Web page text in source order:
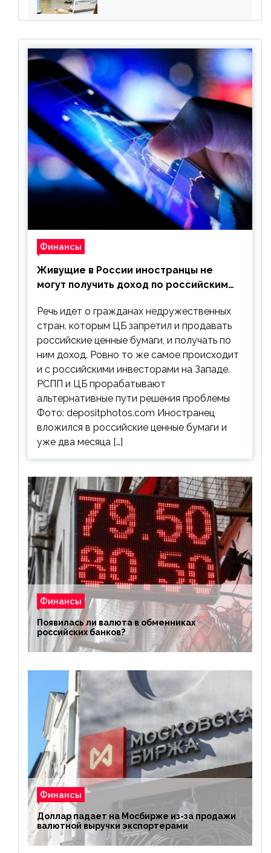
Финансы
Живущие в России иностранцы не
могут получить доход по российским
Речь идет о гражданах недружественных
стран, которым ЦБ запретил и продавать
российские ценные бумаги, и получать по
ним доход. Ровно то же самое происходит
и с российскими инвесторами на Западе.
РСПП и ЦБ прорабатывают
альтернативные пути решения проблемы
Фото: depositphotos.com Иностранец
вложился в российские ценные бумаги и
уже два месяца […]
Финансы
Появилась ли валюта в обменниках
российских банков?
Финансы
Доллар падает на Мосбирже из-за продажи
валютной выручки экспортерами